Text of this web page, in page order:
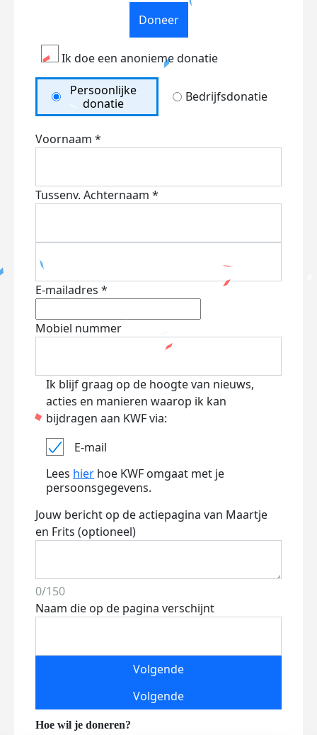
Doneer
Ik doe een anonieme donatie
Persoonlijke
donatie
Bedrijfsdonatie
Voornaam *
Tussenv. Achternaam *
E-mailadres *
Mobiel nummer
Ik blijf graag op de hoogte van nieuws,
acties en manieren waarop ik kan
bijdragen aan KWF via:
E-mail
Lees hier hoe KWF omgaat met je
persoonsgegevens.
Jouw bericht op de actiepagina van Maartje
en Frits (optioneel)
0/150
Naam die op de pagina verschijnt
Volgende
Volgende